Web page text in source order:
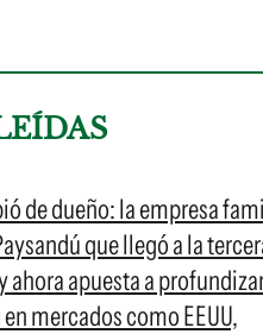
de dueño: la empresa
que llegó a la
ahora apuesta a
mercados como EEUU,